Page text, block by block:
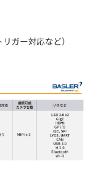
ガー対応など）